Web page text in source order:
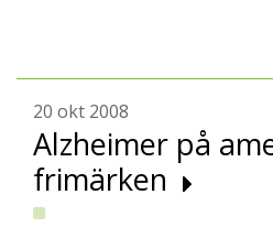
20 okt 2008
Alzheimer på
frimärken